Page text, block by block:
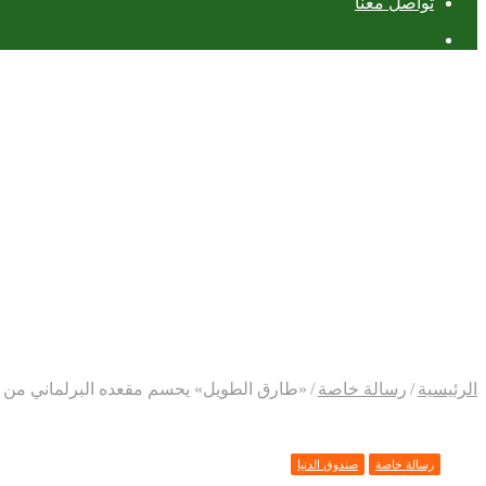
الرئيسية / رسالة خاصة / «طارق الطويل» يحسم مقعده البرلماني من بين 61 مرشحًا في «أوسيم
رسالة خاصة صندوق الدنيا